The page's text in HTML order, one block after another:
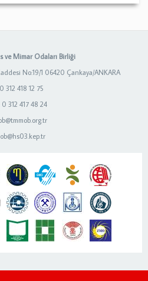
ve Mimar Odaları Birliği
No:19/1 06420 Çankaya/ANKARA
312 418 12 75
0 312 417 48 24